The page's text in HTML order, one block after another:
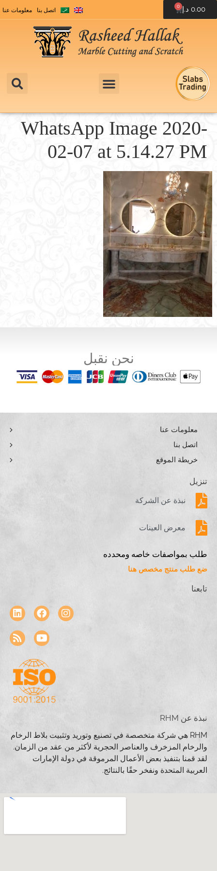
0.00 د.إ 0
اتصل بنا معلومات عنا
WhatsApp Image 2020-
02-07 at 5.14.27 PM
نحن نقبل
معلومات عنا
اتصل بنا
خريطة الموقع
تنزيل
نبذة عن الشركة
معرض العينات
طلب بمواصفات خاصه ومحدده
ضع طلب منتج مخصص هنا
تابعنا
نبذة عن RHM
RHM هي شركة متخصصة في تصنيع وتوريد وتثبيت بلاط الرخام
والرخام المزخرف والعناصر الحجرية لأكثر من عقد من الزمان.
لقد قمنا بتنفيذ بعض الأعمال المرموقة في دولة الإمارات
العربية المتحدة ونفخر حقًا بالنتائج.